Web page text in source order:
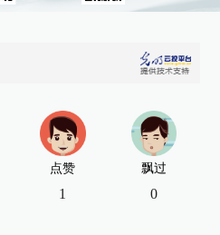
点赞
1
飘过
0